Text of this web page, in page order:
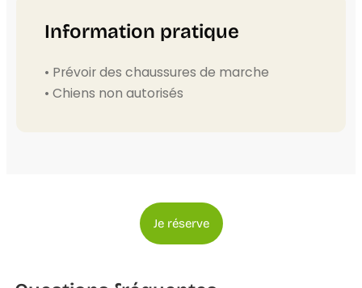
Information pratique
• Prévoir des chaussures de marche
• Chiens non autorisés
Je réserve